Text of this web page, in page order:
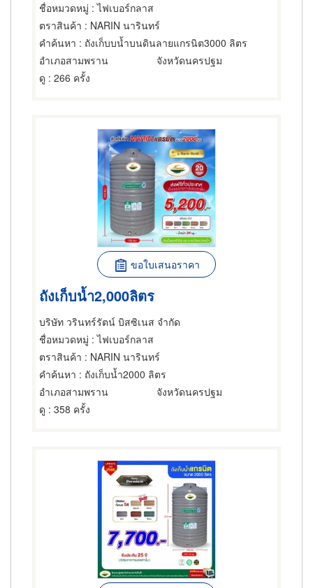
ชื่อหมวดหมู่ : ไฟเบอร์กลาส
ตราสินค้า : NARIN นารินทร์
คำค้นหา : ถังเก็บบน้ำบนดินลายแกรนิต3000 ลิตร
อำเภอสามพราน
จังหวัดนครปฐม
ดู : 266 ครั้ง
ขอใบเสนอราคา
ถังเก็บน้ำ2,000ลิตร
บริษัท วรินทร์รัตน์ บิสซิเนส จำกัด
ชื่อหมวดหมู่ : ไฟเบอร์กลาส
ตราสินค้า : NARIN นารินทร์
คำค้นหา : ถังเก็บน้ำ2000 ลิตร
อำเภอสามพราน
จังหวัดนครปฐม
ดู : 358 ครั้ง